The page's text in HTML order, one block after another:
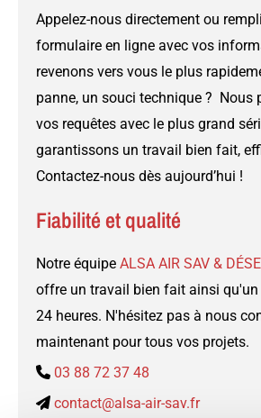
Appelez-nous directement ou
formulaire en ligne avec vos
revenons vers vous le plus
panne, un souci technique ? Nous
vos requêtes avec le plus grand
garantissons un travail bien fait,
Contactez-nous dès aujourd’hui !
Fiabilité et qualité
Notre équipe ALSA AIR SAV &
offre un travail bien fait ainsi
24 heures. N'hésitez pas à nous
maintenant pour tous vos projets.
 03 88 72 37 48
 contact@alsa-air-sav.fr